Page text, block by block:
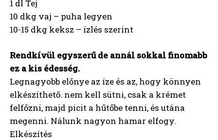
1 dl Tej
10 dkg vaj – puha legyen
10-15 dkg keksz – ízlés szerint
Rendkívül egyszerű de annál sokkal finomabb
ez a kis édesség.
Legnagyobb előnye az íze és az, hogy könnyen
elkészíthető. nem kell sütni, csak a krémet
felfőzni, majd picit a hűtőbe tenni, és utána
megenni. Nálunk nagyon hamar elfogy.
Elkészítés